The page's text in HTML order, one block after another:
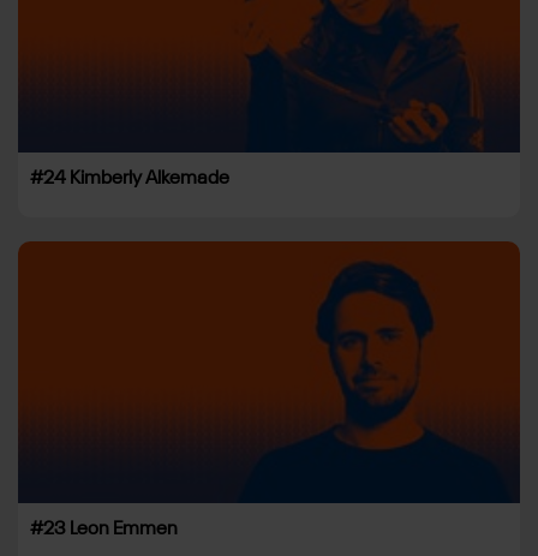
#24 Kimberly Alkemade
#23 Leon Emmen